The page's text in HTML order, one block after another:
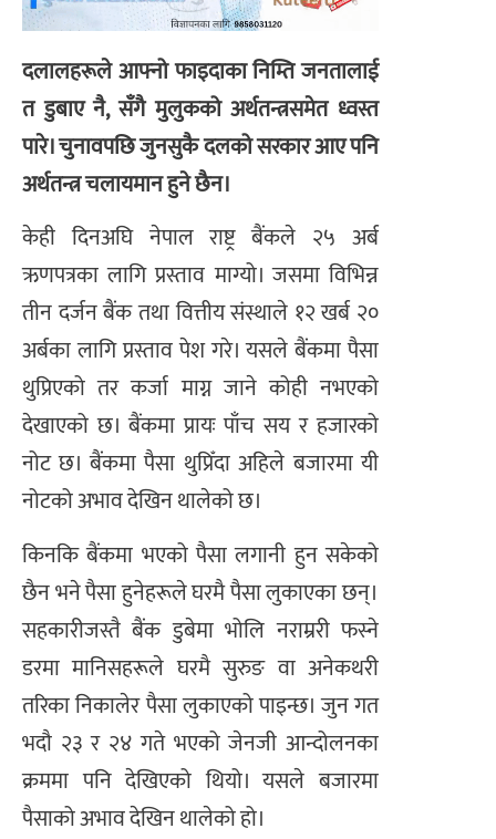
दलालहरूले आफ्नो फाइदाका निम्ति जनतालाई
त डुबाए नै, सँगै मुलुकको अर्थतन्त्रसमेत ध्वस्त
पारे। चुनावपछि जुनसुकै दलको सरकार आए पनि
अर्थतन्त्र चलायमान हुने छैन।
केही दिनअघि नेपाल राष्ट्र बैंकले २५ अर्ब
ऋणपत्रका लागि प्रस्ताव माग्यो। जसमा विभिन्न
तीन दर्जन बैंक तथा वित्तीय संस्थाले १२ खर्ब २०
अर्बका लागि प्रस्ताव पेश गरे। यसले बैंकमा पैसा
थुप्रिएको तर कर्जा माग्न जाने कोही नभएको
देखाएको छ। बैंकमा प्रायः पाँच सय र हजारको
नोट छ। बैंकमा पैसा थुप्रिँदा अहिले बजारमा यी
नोटको अभाव देखिन थालेको छ।
किनकि बैंकमा भएको पैसा लगानी हुन सकेको
छैन भने पैसा हुनेहरूले घरमै पैसा लुकाएका छन्।
सहकारीजस्तै बैंक डुबेमा भोलि नराम्ररी फस्ने
डरमा मानिसहरूले घरमै सुरुङ वा अनेकथरी
तरिका निकालेर पैसा लुकाएको पाइन्छ। जुन गत
भदौ २३ र २४ गते भएको जेनजी आन्दोलनका
क्रममा पनि देखिएको थियो। यसले बजारमा
पैसाको अभाव देखिन थालेको हो।